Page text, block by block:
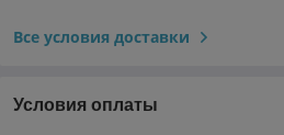
Все условия доставки
Условия оплаты